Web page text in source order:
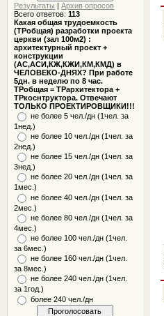
Результаты |Архив опросов
Всего ответов:113
Какая общая трудоемкость
(ТРобщая) разработки проекта
церкви (зал 100м2) :
архитектурный проект +
конструкции
(АС,АСИ,КЖ,КЖИ,КМ,КМД) в
ЧЕЛОВЕКО-ДНЯХ? При работе
5дн. в неделю по 8 час.
ТРобщая = ТРархитектора +
ТРкоснтруктора. Отвечают
ТОЛЬКО ПРОЕКТИРОВЩИКИ!!!
не более 5 чел./дн (1чел. за
1нед.)
не более 10 чел./дн (1чел. за
2нед.)
не более 15 чел./дн (1чел. за
3нед.)
не более 20 чел./дн (1чел. за
1мес.)
не более 40 чел./дн (1чел. за
2мес.)
не более 80 чел./дн (1чел. за
4мес.)
не более 100 чел./дн (1чел.
за 6мес.)
не более 160 чел./дн (1чел.
за 8мес.)
не более 240 чел./дн (1чел.
за 1год.)
более 240 чел./дн